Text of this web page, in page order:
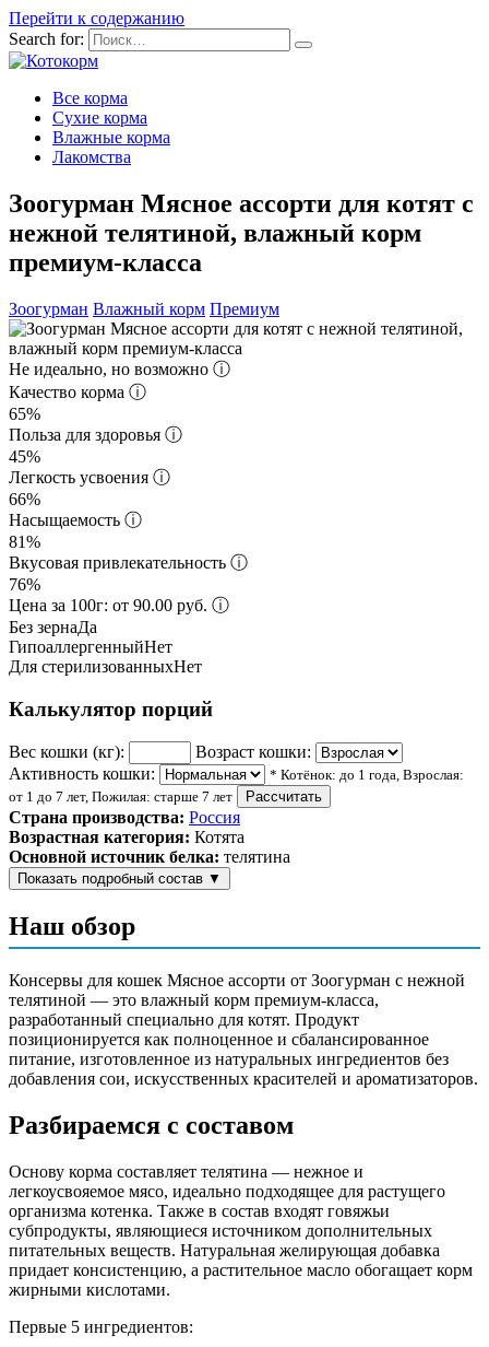
Перейти к содержанию
Search for:
Все корма
Сухие корма
Влажные корма
Лакомства
Зоогурман Мясное ассорти для котят с
нежной телятиной, влажный корм
премиум-класса
Зоогурман Влажный корм Премиум
Не идеально, но возможно ⓘ
Качество корма ⓘ
65%
Польза для здоровья ⓘ
45%
Легкость усвоения ⓘ
66%
Насыщаемость ⓘ
81%
Вкусовая привлекательность ⓘ
76%
Цена за 100г: от 90.00 руб. ⓘ
Без зернаДа
ГипоаллергенныйНет
Для стерилизованныхНет
Калькулятор порций
Вес кошки (кг):
Возраст кошки:
Активность кошки:
* Котёнок: до 1 года, Взрослая:
от 1 до 7 лет, Пожилая: старше 7 лет
Рассчитать
Страна производства: Россия
Возрастная категория: Котята
Основной источник белка: телятина
Показать подробный состав ▼
Состав корма
добавка, вода, растительное масло
Аналитический состав
протеин - 14,0%, жир - 4,0%, углеводы - 4,0%, клетчатка -
0,1%, зола - 2,0%, влага - до 80%
Дополнительные ингредиенты
натуральная желирующая добавка, растительное масло
Пищевая ценность
Белок (%)
14
Жир (%)
Зола (%)
Наш обзор
Консервы для кошек Мясное ассорти от Зоогурман с нежной
телятиной — это влажный корм премиум-класса,
разработанный специально для котят. Продукт
позиционируется как полноценное и сбалансированное
питание, изготовленное из натуральных ингредиентов без
добавления сои, искусственных красителей и ароматизаторов.
Разбираемся с составом
Основу корма составляет телятина — нежное и
легкоусвояемое мясо, идеально подходящее для растущего
организма котенка. Также в состав входят говяжьи
субпродукты, являющиеся источником дополнительных
питательных веществ. Натуральная желирующая добавка
придает консистенцию, а растительное масло обогащает корм
жирными кислотами.
Первые 5 ингредиентов: